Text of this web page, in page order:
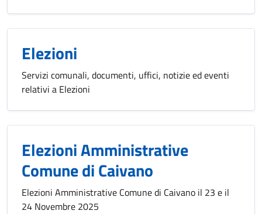
Elezioni
Servizi comunali, documenti, uffici, notizie ed eventi
relativi a Elezioni
Elezioni Amministrative
Comune di Caivano
Elezioni Amministrative Comune di Caivano il 23 e il
24 Novembre 2025